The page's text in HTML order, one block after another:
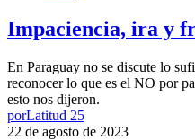
Impaciencia, ira y
En Paraguay no se discute lo
reconocer lo que es el NO por
esto nos dijeron.
porLatitud 25
22 de agosto de 2023